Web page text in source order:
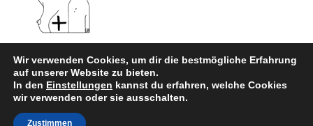
Impressum |Datenschutz
Wir verwenden Cookies, um dir die bestmögliche Erfahrung
auf unserer Website zu bieten.
In den Einstellungen kannst du erfahren, welche Cookies
wir verwenden oder sie ausschalten.
Zustimmen